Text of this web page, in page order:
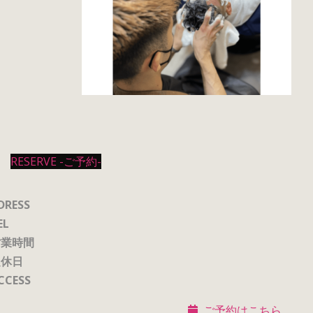
RESERVE -ご予約-
時間
日